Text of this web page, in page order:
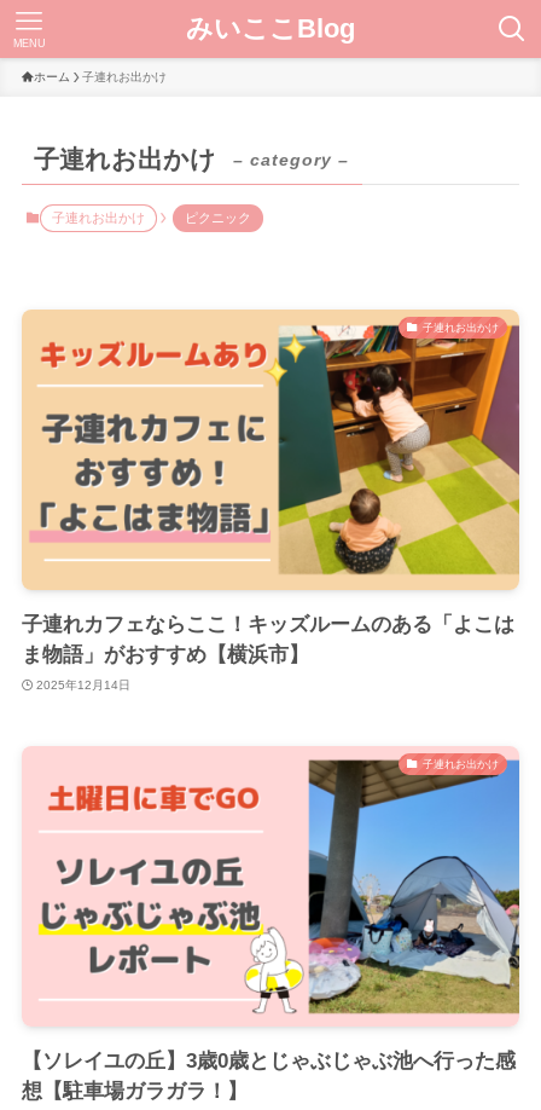
みいここBlog
MENU
ホーム 子連れお出かけ
子連れお出かけ – category –
子連れお出かけ ピクニック
子連れお出かけ
子連れカフェならここ！キッズルームのある「よこは
ま物語」がおすすめ【横浜市】
2025年12月14日
子連れお出かけ
【ソレイユの丘】3歳0歳とじゃぶじゃぶ池へ行った感
想【駐車場ガラガラ！】